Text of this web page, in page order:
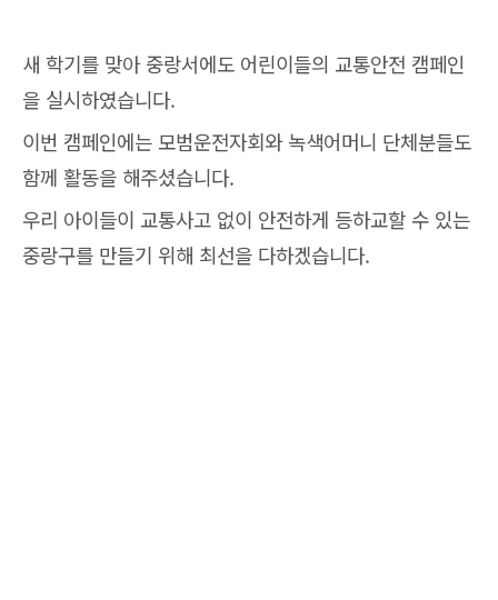
새 학기를 맞아 중랑서에도 어린이들의 교통안전 캠페인
을 실시하였습니다.
이번 캠페인에는 모범운전자회와 녹색어머니 단체분들도
함께 활동을 해주셨습니다.
우리 아이들이 교통사고 없이 안전하게 등하교할 수 있는
중랑구를 만들기 위해 최선을 다하겠습니다.